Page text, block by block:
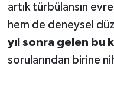
artık türbülansın
hem de deneysel
yıl sonra gelen bu
sorularından birine